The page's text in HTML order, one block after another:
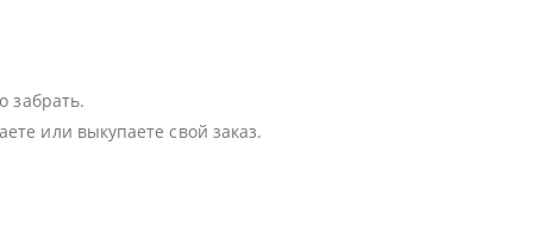
забрать.
или выкупаете свой заказ.